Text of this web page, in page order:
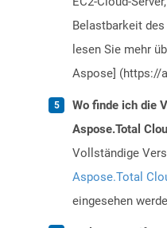
Belastbarkeit
lesen Sie mehr
Aspose] (https://
Wo finde ich die
Aspose.Total
Vollständige
Aspose.Total
eingesehen